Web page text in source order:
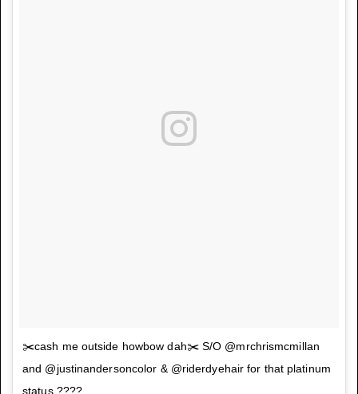
✂️cash me outside howbow dah✂️ S/O @mrchrismcmillan
and @justinandersoncolor & @riderdyehair for that platinum
status ????